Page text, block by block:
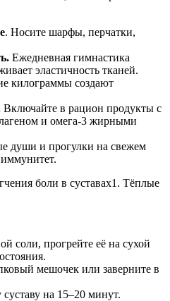
. Носите шарфы, перчатки,
Ежедневная гимнастика
эластичность тканей.
килограммы создают
Включайте в рацион продукты с
и омега-3 жирными
души и прогулки на свежем
боли в суставах1. Тёплые
соли, прогрейте её на сухой
мешочек или заверните в
на 15–20 минут.